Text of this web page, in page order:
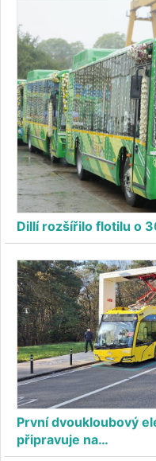
Dillí rozšířilo flotilu o
První dvoukloubový
připravuje na…